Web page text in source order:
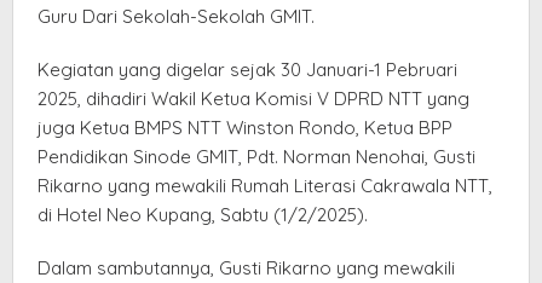
Guru Dari Sekolah-Sekolah GMIT.
Kegiatan yang digelar sejak 30 Januari-1 Pebruari
2025, dihadiri Wakil Ketua Komisi V DPRD NTT yang
juga Ketua BMPS NTT Winston Rondo, Ketua BPP
Pendidikan Sinode GMIT, Pdt. Norman Nenohai, Gusti
Rikarno yang mewakili Rumah Literasi Cakrawala NTT,
di Hotel Neo Kupang, Sabtu (1/2/2025).
Dalam sambutannya, Gusti Rikarno yang mewakili